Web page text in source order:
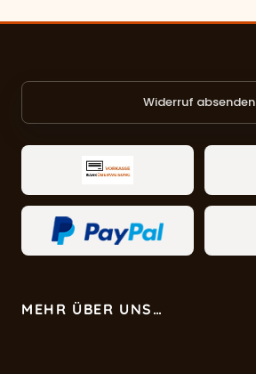
Widerruf absenden
MEHR ÜBER UNS…